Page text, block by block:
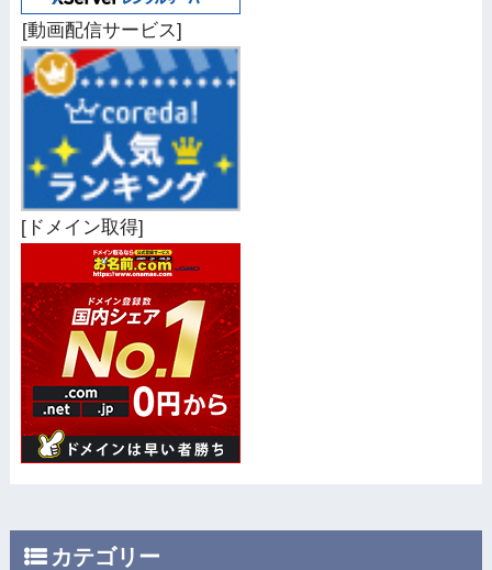
[動画配信サービス]
[ドメイン取得]
カテゴリー